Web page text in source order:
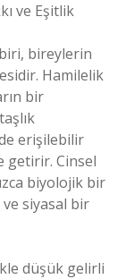
ve Eşitlik
bireylerin
Hamilelik
bir
erişilebilir
getirir. Cinsel
biyolojik bir
siyasal bir
düşük gelirli